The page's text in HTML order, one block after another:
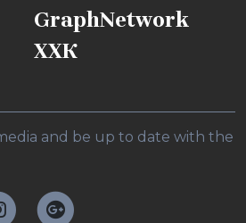
GraphNetwork
ХХК
and be up to date with the